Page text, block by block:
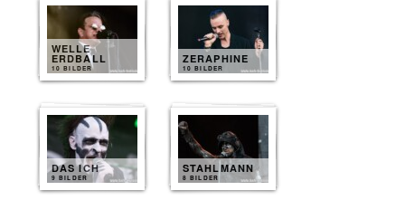
WELLE
ERDBALL
10 BILDER
ZERAPHINE
10 BILDER
DAS ICH
9 BILDER
STAHLMANN
8 BILDER